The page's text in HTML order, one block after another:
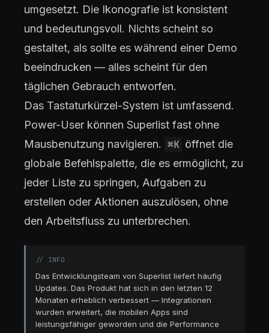
umgesetzt. Die Ikonografie ist konsistent
und bedeutungsvoll. Nichts scheint so
gestaltet, als sollte es während einer Demo
beeindrucken — alles scheint für den
täglichen Gebrauch entworfen.
Das Tastaturkürzel-System ist umfassend.
Power-User können Superlist fast ohne
Mausbenutzung navigieren. ⌘K öffnet die
globale Befehlspalette, die es ermöglicht, zu
jeder Liste zu springen, Aufgaben zu
erstellen oder Aktionen auszulösen, ohne
den Arbeitsfluss zu unterbrechen.
// INFO
Das Entwicklungsteam von Superlist liefert häufig
Updates. Das Produkt hat sich in den letzten 12
Monaten erheblich verbessert — Integrationen
wurden erweitert, die mobilen Apps sind
leistungsfähiger geworden und die Performance